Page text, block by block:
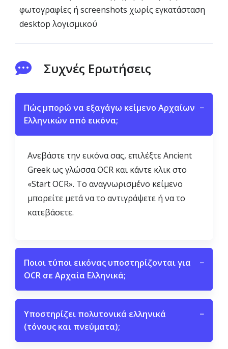
φωτογραφίες ή screenshots χωρίς εγκατάσταση
desktop λογισμικού
Συχνές Ερωτήσεις
Πώς μπορώ να εξαγάγω κείμενο Αρχαίων
Ελληνικών από εικόνα;
−
Ανεβάστε την εικόνα σας, επιλέξτε Ancient
Greek ως γλώσσα OCR και κάντε κλικ στο
«Start OCR». Το αναγνωρισμένο κείμενο
μπορείτε μετά να το αντιγράψετε ή να το
κατεβάσετε.
Ποιοι τύποι εικόνας υποστηρίζονται για
OCR σε Αρχαία Ελληνικά;
−
Υποστηρίζει πολυτονικά ελληνικά
(τόνους και πνεύματα);
−